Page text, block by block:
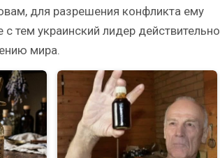
для разрешения конфликта ему
тем украинский лидер действительно
мира.